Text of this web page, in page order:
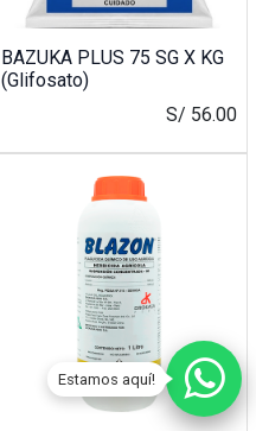
Estamos aquí!
BAZUKA PLUS 75 SG X KG
(Glifosato)
S/ 56.00